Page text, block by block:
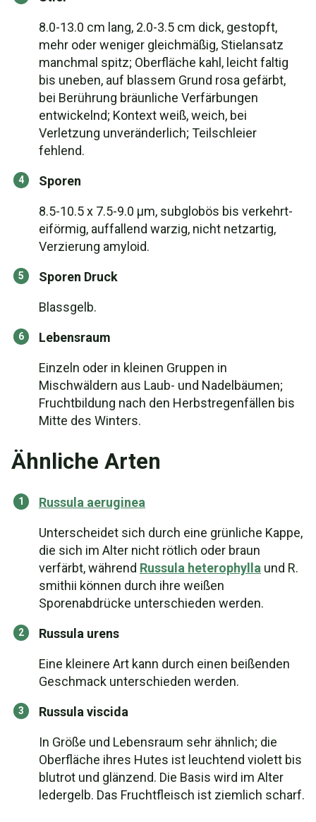
8.0-13.0 cm lang, 2.0-3.5 cm dick, gestopft,
mehr oder weniger gleichmäßig, Stielansatz
manchmal spitz; Oberfläche kahl, leicht faltig
bis uneben, auf blassem Grund rosa gefärbt,
bei Berührung bräunliche Verfärbungen
entwickelnd; Kontext weiß, weich, bei
Verletzung unveränderlich; Teilschleier
fehlend.
Sporen
8.5-10.5 x 7.5-9.0 µm, subglobös bis verkehrt-
eiförmig, auffallend warzig, nicht netzartig,
Verzierung amyloid.
Sporen Druck
Blassgelb.
Lebensraum
Einzeln oder in kleinen Gruppen in
Mischwäldern aus Laub- und Nadelbäumen;
Fruchtbildung nach den Herbstregenfällen bis
Mitte des Winters.
Ähnliche Arten
Russula aeruginea
Unterscheidet sich durch eine grünliche Kappe,
die sich im Alter nicht rötlich oder braun
verfärbt, während Russula heterophylla und R.
smithii können durch ihre weißen
Sporenabdrücke unterschieden werden.
Russula urens
Eine kleinere Art kann durch einen beißenden
Geschmack unterschieden werden.
Russula viscida
In Größe und Lebensraum sehr ähnlich; die
Oberfläche ihres Hutes ist leuchtend violett bis
blutrot und glänzend. Die Basis wird im Alter
ledergelb. Das Fruchtfleisch ist ziemlich scharf.